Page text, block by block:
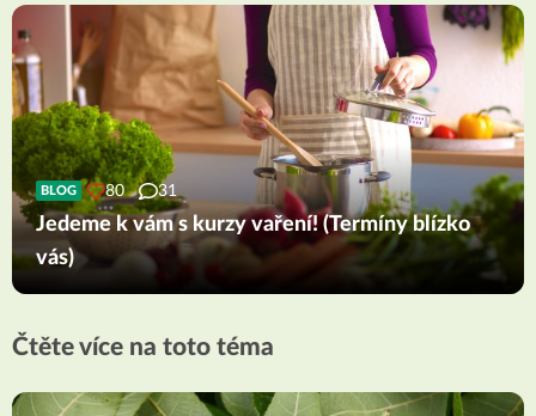
BLOG 80 31
Jedeme k vám s kurzy vaření! (Termíny blízko
vás)
Čtěte více na toto téma